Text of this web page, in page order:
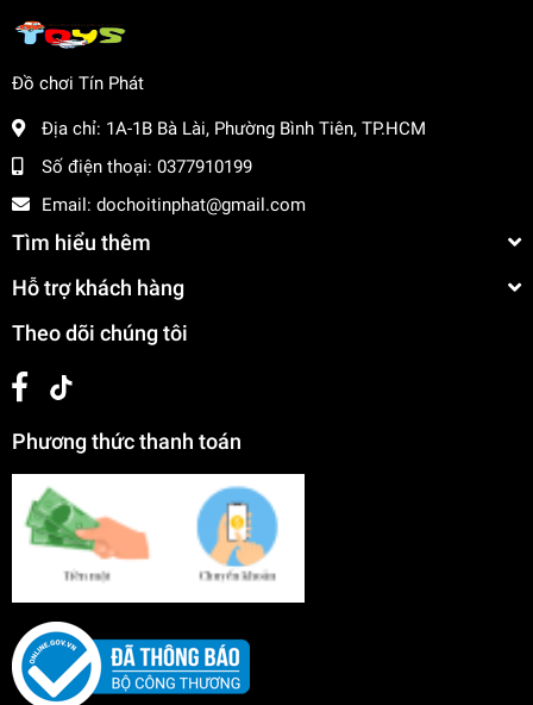
Đồ chơi Tín Phát
Địa chỉ: 1A-1B Bà Lài, Phường Bình Tiên, TP.HCM
Số điện thoại: 0377910199
Email: dochoitinphat@gmail.com
Tìm hiểu thêm
Hỗ trợ khách hàng
Theo dõi chúng tôi
Phương thức thanh toán